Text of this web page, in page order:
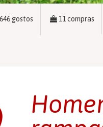
646gostos 11 compras